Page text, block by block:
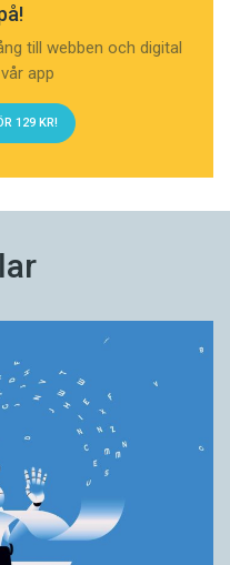
till webben och digital
app
129 KR!